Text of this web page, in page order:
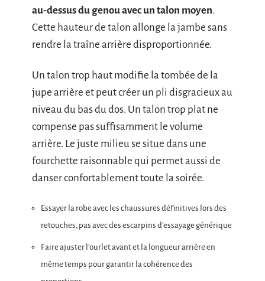
au-dessus du genou avec un talon moyen.
Cette hauteur de talon allonge la jambe sans
rendre la traîne arrière disproportionnée.
Un talon trop haut modifie la tombée de la
jupe arrière et peut créer un pli disgracieux au
niveau du bas du dos. Un talon trop plat ne
compense pas suffisamment le volume
arrière. Le juste milieu se situe dans une
fourchette raisonnable qui permet aussi de
danser confortablement toute la soirée.
Essayer la robe avec les chaussures définitives lors des
retouches, pas avec des escarpins d’essayage générique
Faire ajuster l’ourlet avant et la longueur arrière en
même temps pour garantir la cohérence des